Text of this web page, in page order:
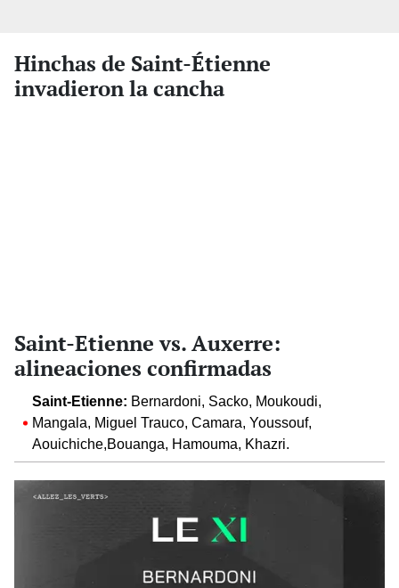
Hinchas de Saint-Étienne
invadieron la cancha
Saint-Etienne vs. Auxerre:
alineaciones confirmadas
Saint-Etienne: Bernardoni, Sacko, Moukoudi,
Mangala, Miguel Trauco, Camara, Youssouf,
Aouichiche,Bouanga, Hamouma, Khazri.